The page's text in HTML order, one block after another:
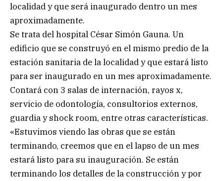
localidad y que será inaugurado dentro un mes
aproximadamente.
Se trata del hospital César Simón Gauna. Un
edificio que se construyó en el mismo predio de la
estación sanitaria de la localidad y que estará listo
para ser inaugurado en un mes aproximadamente.
Contará con 3 salas de internación, rayos x,
servicio de odontología, consultorios externos,
guardia y shock room, entre otras características.
«Estuvimos viendo las obras que se están
terminando, creemos que en el lapso de un mes
estará listo para su inauguración. Se están
terminando los detalles de la construcción y por